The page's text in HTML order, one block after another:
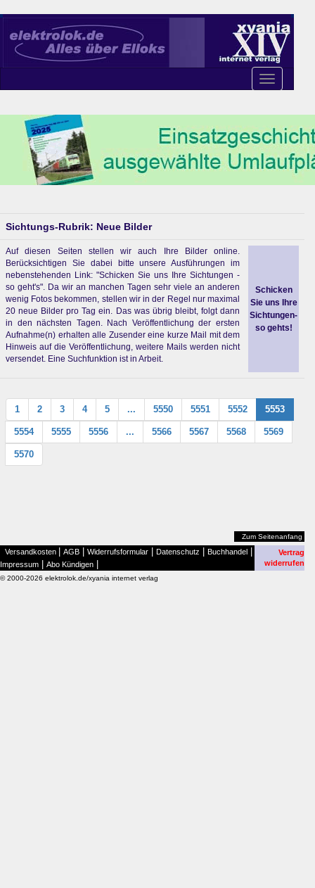
Toggle
navigation
Sichtungs-Rubrik: Neue Bilder
Auf diesen Seiten stellen wir auch Ihre Bilder online.
Berücksichtigen Sie dabei bitte unsere Ausführungen im
nebenstehenden Link: "Schicken Sie uns Ihre Sichtungen -
so geht's". Da wir an manchen Tagen sehr viele an anderen
wenig Fotos bekommen, stellen wir in der Regel nur maximal
20 neue Bilder pro Tag ein. Das was übrig bleibt, folgt dann
in den nächsten Tagen. Nach Veröffentlichung der ersten
Aufnahme(n) erhalten alle Zusender eine kurze Mail mit dem
Hinweis auf die Veröffentlichung, weitere Mails werden nicht
versendet. Eine Suchfunktion ist in Arbeit.
Schicken
Sie uns Ihre
Sichtungen-
so gehts!
1 2 3 4 5 ... 5550 5551 5552 5553
5554 5555 5556 ... 5566 5567 5568 5569
5570
Zum Seitenanfang
Versandkosten AGB Widerrufsformular Datenschutz Buchhandel
Impressum Abo Kündigen
Vertrag
widerrufen
© 2000-2026 elektrolok.de/xyania internet verlag